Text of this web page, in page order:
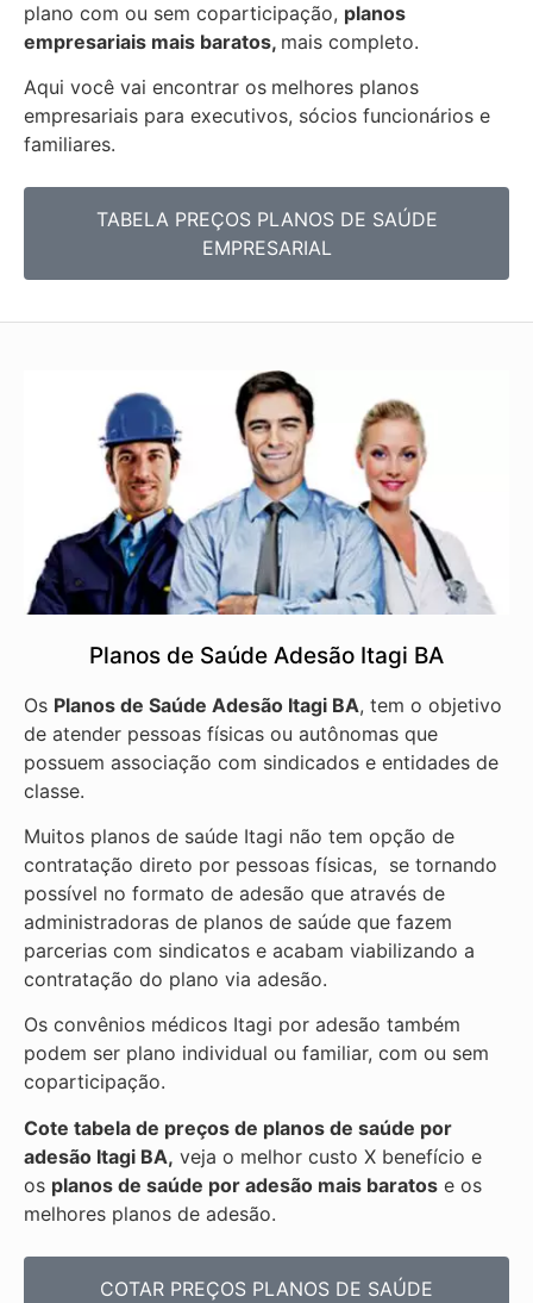
plano com ou sem coparticipação, planos
empresariais mais baratos, mais completo.
Aqui você vai encontrar os melhores planos
empresariais para executivos, sócios funcionários e
familiares.
TABELA PREÇOS PLANOS DE SAÚDE
EMPRESARIAL
Planos de Saúde Adesão Itagi BA
Os Planos de Saúde Adesão Itagi BA, tem o objetivo
de atender pessoas físicas ou autônomas que
possuem associação com sindicados e entidades de
classe.
Muitos planos de saúde Itagi não tem opção de
contratação direto por pessoas físicas, se tornando
possível no formato de adesão que através de
administradoras de planos de saúde que fazem
parcerias com sindicatos e acabam viabilizando a
contratação do plano via adesão.
Os convênios médicos Itagi por adesão também
podem ser plano individual ou familiar, com ou sem
coparticipação.
Cote tabela de preços de planos de saúde por
adesão Itagi BA, veja o melhor custo X benefício e
os planos de saúde por adesão mais baratos e os
melhores planos de adesão.
COTAR PREÇOS PLANOS DE SAÚDE